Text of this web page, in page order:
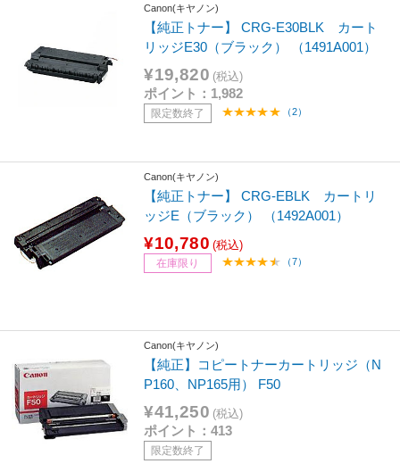
Canon(キヤノン)
【純正トナー】 CRG-E30BLK カート
リッジE30（ブラック） （1491A001）
¥19,820 (税込)
ポイント：1,982
限定数終了 （2）
Canon(キヤノン)
【純正トナー】 CRG-EBLK カートリ
ッジE（ブラック） （1492A001）
¥10,780 (税込)
在庫限り （7）
Canon(キヤノン)
【純正】コピートナーカートリッジ（N
P160、NP165用） F50
¥41,250 (税込)
ポイント：413
限定数終了